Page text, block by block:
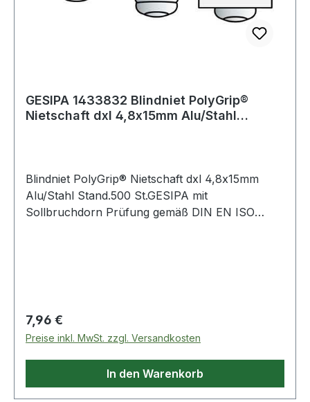
GESIPA 1433832 Blindniet PolyGrip®
Nietschaft dxl 4,8x15mm Alu/Stahl
Blindniet PolyGrip® Nietschaft dxl 4,8x15mm
Alu/Stahl Stand.500 St.GESIPA mit
Sollbruchdorn Prüfung gemäß DIN EN ISO
Setzgeräten spritzwassergeschützt Weitere
technische Eigenschaften: · Inhalt: 500 Stück ·
Material: Aluminium / Stahl Standard
Regulärer Preis:
7,96 €
Preise inkl. MwSt. zzgl. Versandkosten
In den Warenkorb